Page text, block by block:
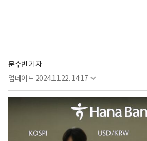
문수빈 기자
업데이트 2024.11.22. 14:17